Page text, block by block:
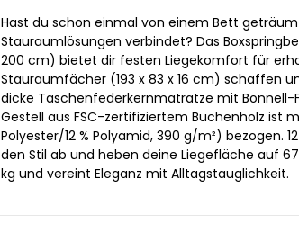
Hast du schon einmal von einem Bett
Stauraumlösungen verbindet? Das
200 cm) bietet dir festen Liegekomfort für
Stauraumfächer (193 x 83 x 16 cm) schaffen
dicke Taschenfederkernmatratze mit
Gestell aus FSC-zertifiziertem Buchenholz ist
Polyester/12 % Polyamid, 390 g/m²) bezogen.
den Stil ab und heben deine Liegefläche auf
kg und vereint Eleganz mit Alltagstauglichkeit.